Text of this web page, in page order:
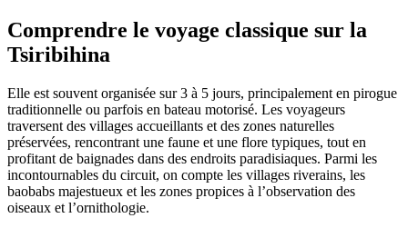
Comprendre le voyage classique sur la
Tsiribihina
Elle est souvent organisée sur 3 à 5 jours, principalement en pirogue
traditionnelle ou parfois en bateau motorisé. Les voyageurs
traversent des villages accueillants et des zones naturelles
préservées, rencontrant une faune et une flore typiques, tout en
profitant de baignades dans des endroits paradisiaques. Parmi les
incontournables du circuit, on compte les villages riverains, les
baobabs majestueux et les zones propices à l’observation des
oiseaux et l’ornithologie.